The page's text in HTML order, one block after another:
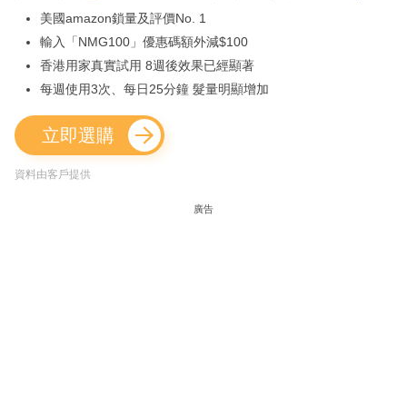
美國amazon鎖量及評價No. 1
輸入「NMG100」優惠碼額外減$100
香港用家真實試用 8週後效果已經顯著
每週使用3次、每日25分鐘 髮量明顯增加
立即選購
資料由客戶提供
廣告